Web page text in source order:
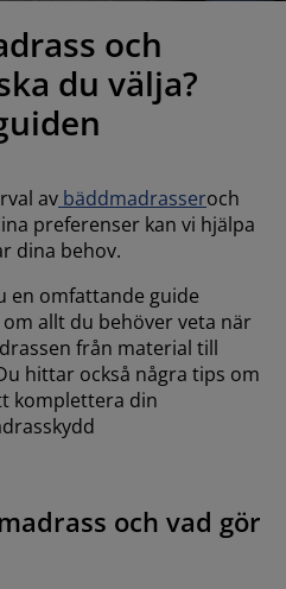
och
du välja?
av bäddmadrasseroch
preferenser kan vi hjälpa
dina behov.
en omfattande guide
allt du behöver veta när
från material till
hittar också några tips om
komplettera din
och vad gör